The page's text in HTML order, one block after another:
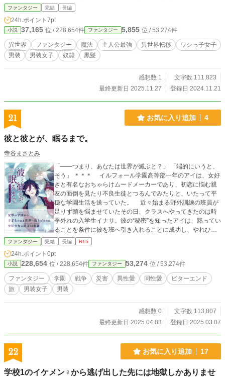
チートな物になっていたり趣味がチートなスキルに変換されていたり奴隷の男の
子を助けたり冒険者になったり男装したり！忙しい毎日をおくっていますが、な
んとかこの世界で生き抜いてみせる！！ そんなワシっ子女子の男装物語、ここ
に開幕！
ファンタジー 完結 長編
24h.ポイント 7pt
小説 37,165 位 / 228,654件 ファンタジー 5,855 位 / 53,274件
異世界 ファンタジー 魔法 主人公最強 異世界転移
ワシっ子女子
男装
男装女子 奴隷 黒髪
感想数 1
文字数 111,823
最終更新日 2025.11.27
登録日 2024.11.21
21 お気に入り追加 4
彼と彼とが、眠るまで。
寺谷まさとみ
「――つまり、あなたは世界が滅ぶと？」 「端的にいうと、
そう」 ＊＊＊ イルフォール学園高等部一年のアイは、女好
きと有名なおちゃらけムードメーカーであり、初恋に悩む親
友の面倒を見たり不良生徒とつるんでみたりと、いたって平
穏な学園生活を送っていた。 近々始まる野外訓練の班員が
足りず頭を悩ませていたその日、クラスへやってきたのは時
季外れの入学生イナサ。彼の“秘密”を知ったアイは、黙ってい
ることを条件に彼を班へ引き入れることに成功し、やれひと
安心……と思いきや、いよいよ明日に迫った野外訓練を前
にあった不穏が次々とその兆しを見せ始める。故郷を滅ぼし
た“奇病”。人族と魔族の和平を願う青年の覚悟。平穏は音を立
てて崩れ始め、アイもまた世界の“白き激動”へまきこまれてゆ
く。 安寧のゆりかごから混乱の時代へ投げ出され、それで
も生きてゆく“彼ら”の強さと日々の希望を描いた幻想終末譚。
ファンタジー 完結 長編 R15
24h.ポイント 0pt
小説 228,654 位 / 228,654件 ファンタジー 53,274 位 / 53,274件
ファンタジー 学園 戦争 災害 異性愛 同性愛
ビターエンド
旅
男装女子 男装
感想数 0
文字数 113,807
最終更新日 2025.04.03
登録日 2025.03.07
22 お気に入り追加 17
学校1のイケメン♀️から逃げ出した先には地獄しかありませ